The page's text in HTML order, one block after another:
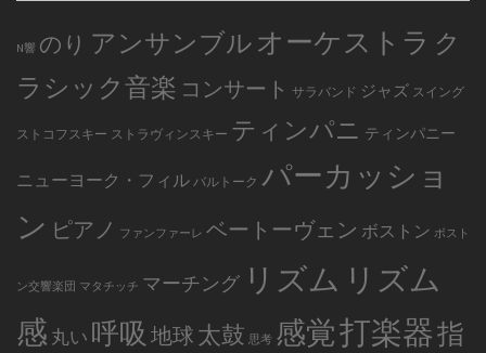
N響 のり アンサンブルオーケストラ ク
ラシック音楽 コンサート サラバンド ジャズ スイング
ストコフスキー ストラヴィンスキー ティンパニ ティンパニー
ニューヨーク・フィル バルトーク パーカッショ
ン ピアノ ファンファーレ ベートーヴェン ボストン ボスト
ン交響楽団 マタチッチ マーチング リズム リズム
感 丸い 呼吸 地球太鼓 思考 感覚打楽器指